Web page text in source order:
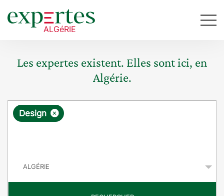
Les expertes existent. Elles sont ici, en
Algérie.
R
ê
×
Design